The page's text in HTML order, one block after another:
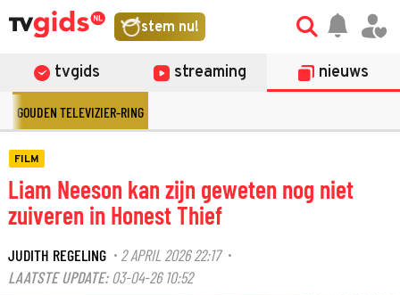
stem nu!
tvgids streaming nieuws
GOUDEN TELEVIZIER-RING
FILM
Liam Neeson kan zijn geweten nog niet
zuiveren in Honest Thief
JUDITH REGELING · 2 APRIL 2026 22:17·
LAATSTE UPDATE: 03-04-26 10:52